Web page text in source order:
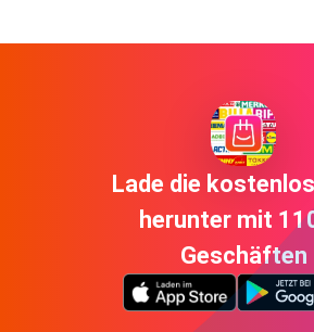
Lade die
herunter mit
Geschäften